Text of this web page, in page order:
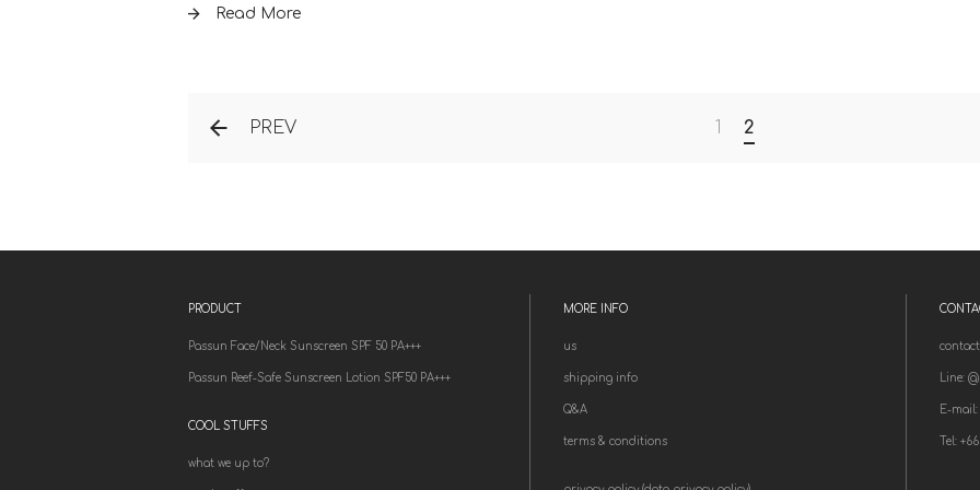
Read More
PREV 1 2
PRODUCT
Passun Face/Neck Sunscreen SPF 50 PA+++
Passun Reef-Safe Sunscreen Lotion SPF50 PA+++
COOL STUFFS
what we up to?
MORE INFO
us
shipping info
Q&A
terms & conditions
contact
Line:
E-
el: